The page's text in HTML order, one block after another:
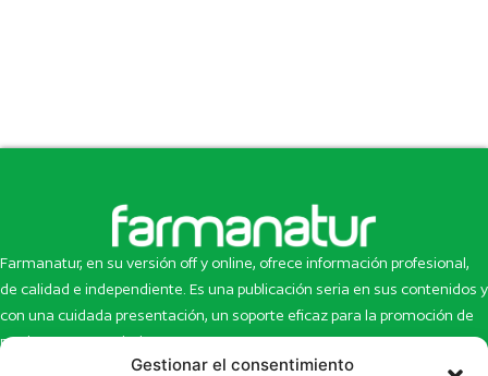
Gestionar el consentimiento
Farmanatur, en su versión off y online, ofrece información profesional,
de calidad e independiente. Es una publicación seria en sus contenidos y
con una cuidada presentación, un soporte eficaz para la promoción de
productos y novedades.